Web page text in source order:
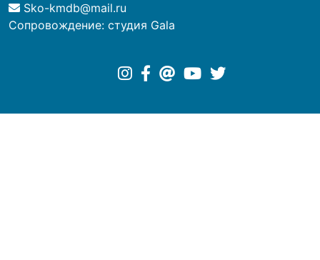
Sko-kmdb@mail.ru
Сопровождение: студия Gala